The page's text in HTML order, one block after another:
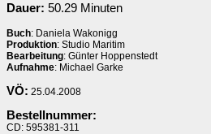
Dauer: 50.29 Minuten
Buch: Daniela Wakonigg
Produktion: Studio Maritim
Bearbeitung: Günter Hoppenstedt
Aufnahme: Michael Garke
VÖ: 25.04.2008
Bestellnummer:
CD: 595381-311